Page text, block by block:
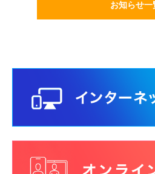
お知らせ一